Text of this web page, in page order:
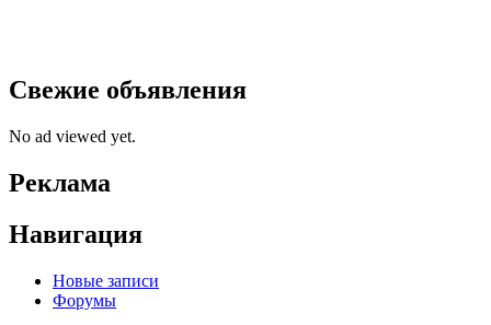
Свежие объявления
No ad viewed yet.
Реклама
Навигация
Новые записи
Форумы